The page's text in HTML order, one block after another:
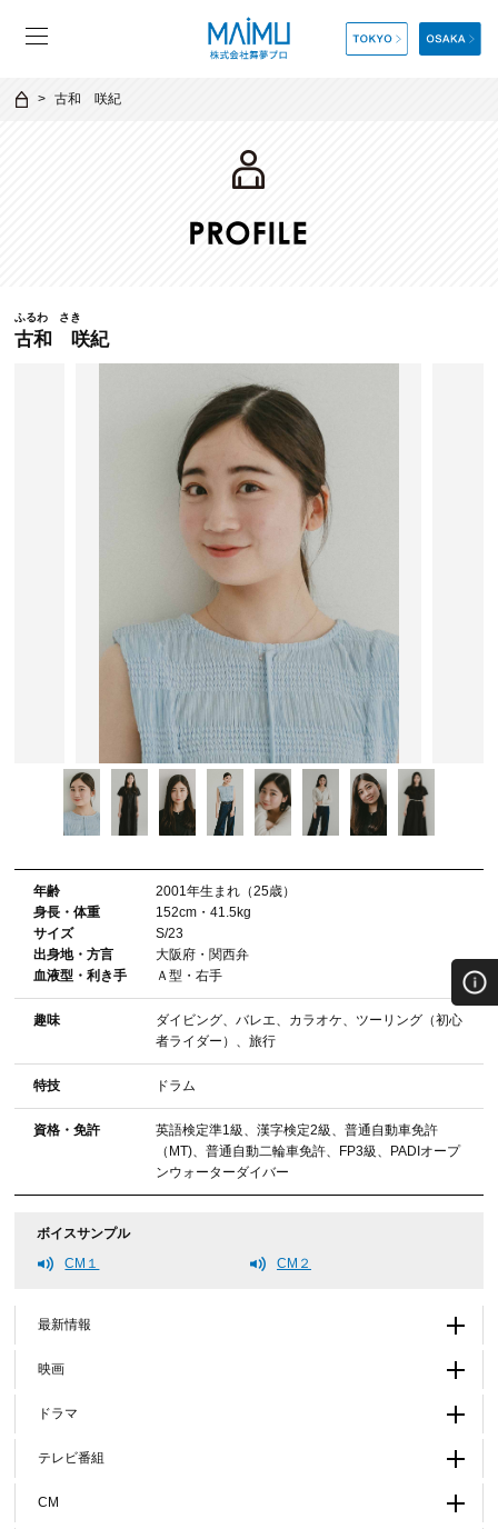
古和 咲紀
ふるわ さき
古和 咲紀
年齢
2001年⽣まれ（25歳）
⾝⻑・体重
152cm・41.5kg
サイズ
S/23
出⾝地・⽅⾔
大阪府・関西弁
血液型・利き⼿
Ａ型・右手
趣味
ダイビング、バレエ、カラオケ、ツーリング（初心
者ライダー）、旅行
特技 ドラム
資格・免許
英語検定準1級、漢字検定2級、普通自動車免許
（MT)、普通自動二輪車免許、FP3級、PADIオープ
ンウォーターダイバー
ボイスサンプル
CM１
CM２
最新情報
映画
ドラマ
テレビ番組
CM